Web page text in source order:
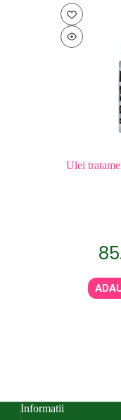
Ulei
Informatii